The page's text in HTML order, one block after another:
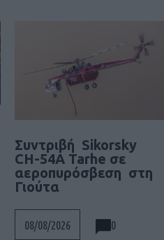
Συντριβή Sikorsky
CH-54A Tarhe σε
αεροπυρόσβεση στη
Γιούτα
08/08/2026 0